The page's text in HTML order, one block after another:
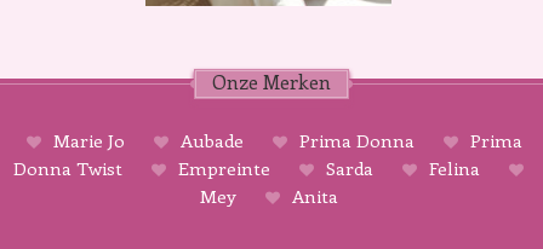
Onze Merken
Marie Jo Aubade Prima Donna
Prima
Donna Twist
Empreinte Sarda
Felina
Mey
Anita